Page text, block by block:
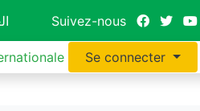
Suivez-nous
Se connecter